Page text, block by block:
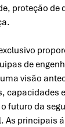
proteção de
de
visão
capacidades
futuro da
As principais